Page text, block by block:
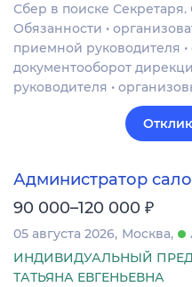
Сбер в поиске
Обязанности •
приемной руководителя •
документооборот
руководителя •
Администратор
90 000–120 000 ₽
05 августа 2026 Москва
ИНДИВИДУАЛЬНЫЙ
ТАТЬЯНА ЕВГЕНЬЕВНА